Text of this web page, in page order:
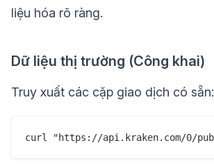
liệu hóa rõ ràng.
Dữ liệu thị trường (Công khai)
Truy xuất các cặp giao dịch có sẵn: